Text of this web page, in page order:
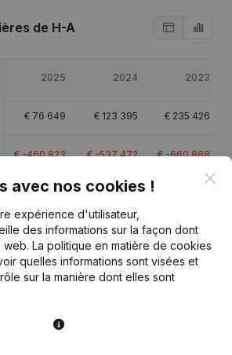
de H-A
2025 2024 2023
€ 76 649 € 123 395 € 235 426
€-460 823 €-537 472 €-660 868
€1 183 661 €1 240 607
19,6 20,4 22,1
avec nos cookies !
expérience d'utilisateur,
des informations sur la façon dont
web. La politique en matière de cookies
quelles informations sont visées et
sur la manière dont elles sont